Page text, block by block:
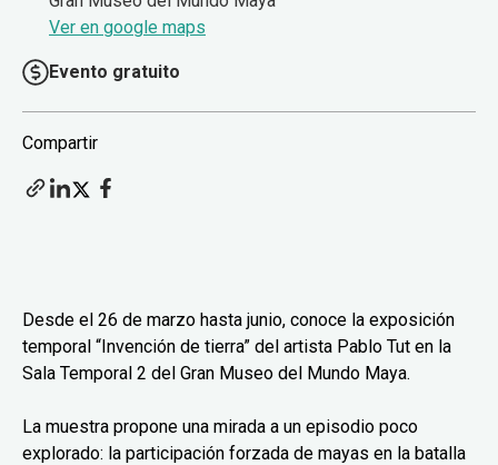
Ver en google maps
Evento gratuito
Compartir
Desde el 26 de marzo hasta junio, conoce la exposición
temporal “Invención de tierra” del artista Pablo Tut en la
Sala Temporal 2 del Gran Museo del Mundo Maya.
La muestra propone una mirada a un episodio poco
explorado: la participación forzada de mayas en la batalla